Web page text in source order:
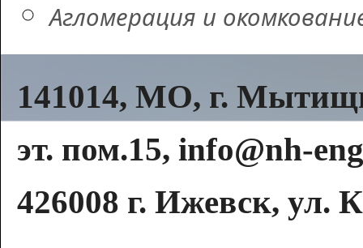
Агломерация и
141014, МО, г.
эт. пом.15, info@nh-
426008 г. Ижевск, ул.